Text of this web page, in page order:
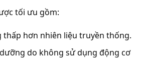
tối ưu gồm:
thấp hơn nhiên liệu truyền thống.
do không sử dụng động cơ